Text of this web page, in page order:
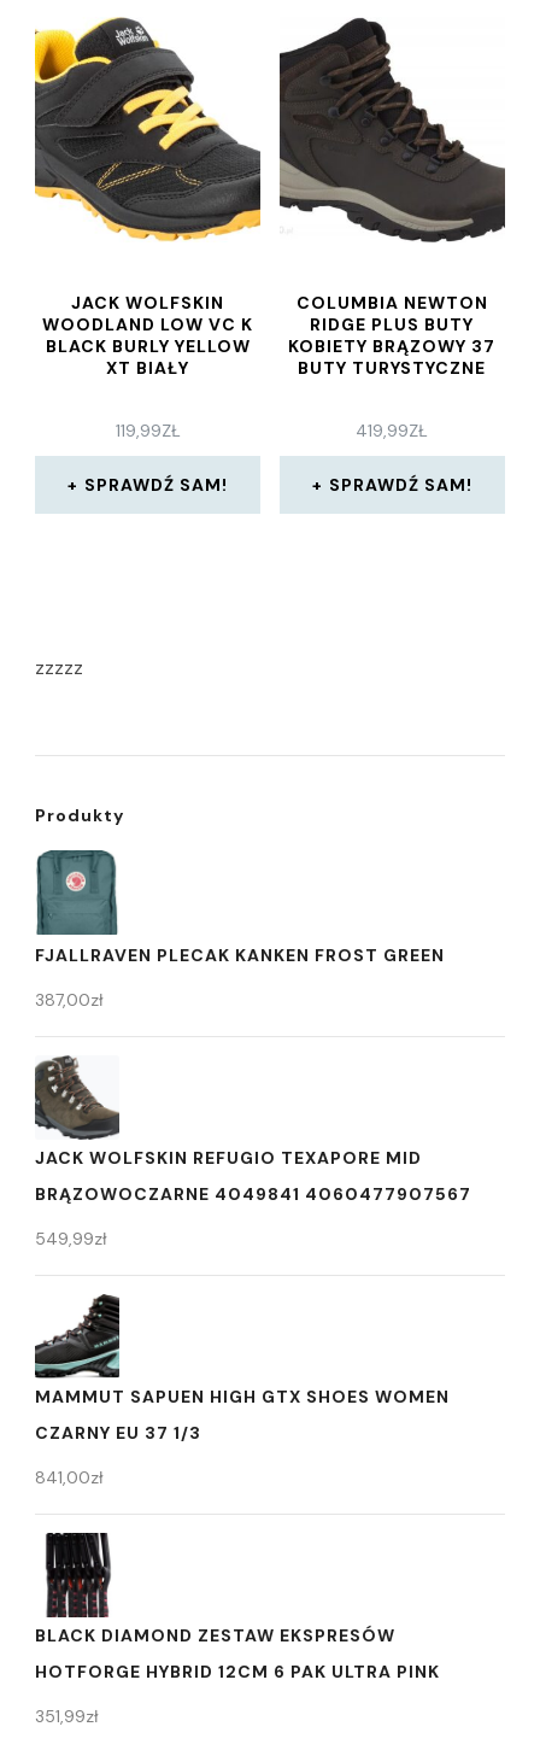
JACK WOLFSKIN
WOODLAND LOW VC K
BLACK BURLY YELLOW
XT BIAŁY
119,99ZŁ
SPRAWDŹ SAM!
COLUMBIA NEWTON
RIDGE PLUS BUTY
KOBIETY BRĄZOWY 37
BUTY TURYSTYCZNE
419,99ZŁ
SPRAWDŹ SAM!
zzzzz
Produkty
FJALLRAVEN PLECAK KANKEN FROST GREEN
387,00zł
JACK WOLFSKIN REFUGIO TEXAPORE MID
BRĄZOWOCZARNE 4049841 4060477907567
549,99zł
MAMMUT SAPUEN HIGH GTX SHOES WOMEN
CZARNY EU 37 1/3
841,00zł
BLACK DIAMOND ZESTAW EKSPRESÓW
HOTFORGE HYBRID 12CM 6 PAK ULTRA PINK
351,99zł